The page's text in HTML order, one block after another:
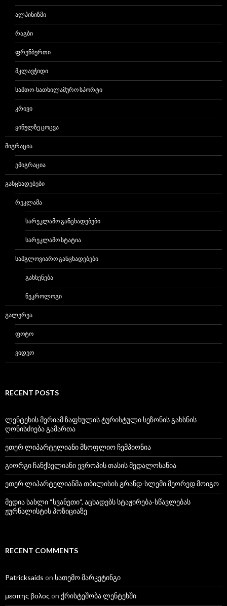
ᲐᲚᲞᲘᲜᲘᲖᲛᲘ
ᲠᲐᲒᲑᲘ
ᲤᲠᲔᲜᲑᲣᲠᲗᲘ
ᲛᲙᲚᲐᲕᲭᲘᲓᲘ
ᲡᲐᲛᲗᲝ-ᲡᲐᲗᲮᲘᲚᲐᲛᲣᲠᲝ ᲡᲞᲝᲠᲢᲘ
ᲙᲠᲘᲕᲘ
ᲧᲘᲜᲣᲚᲖᲔ ᲪᲝᲪᲕᲐ
ᲛᲘᲒᲠᲐᲪᲘᲐ
ᲔᲛᲘᲒᲠᲐᲪᲘᲐ
ᲒᲐᲜᲪᲮᲐᲓᲔᲑᲔᲑᲘ
ᲠᲔᲙᲚᲐᲛᲐ
ᲡᲐᲠᲔᲙᲚᲐᲛᲝ ᲒᲐᲜᲪᲮᲐᲓᲔᲑᲔᲑᲘ
ᲡᲐᲠᲔᲙᲚᲐᲛᲝ ᲡᲢᲐᲢᲘᲐ
ᲡᲐᲛᲒᲚᲝᲕᲘᲐᲠᲝ ᲒᲐᲜᲪᲮᲐᲓᲔᲑᲔᲑᲘ
ᲒᲐᲮᲡᲔᲜᲔᲑᲐ
ᲜᲔᲙᲠᲝᲚᲝᲒᲘ
ᲒᲐᲚᲔᲠᲔᲐ
ᲤᲝᲢᲝ
ᲕᲘᲓᲔᲝ
RECENT POSTS
ლენტეხის მერიამ ზაფხულის ტურისტული სეზონის გახსნის
ღონისძიება გამართა
ეთერ ლიპარტელიანი მსოფლიო ჩემპიონია
გიორგი ჩანქსელიანი ევროპის თასის მედალოსანია
ეთერ ლიპარტელიანმა თბილისის გრანდ-სლემი მეორედ მოიგო
მედია სახლი “სვანეთი“, აცხადებს სტაჟირება-სწავლებას
ჟურნალისტის პოზიციაზე
RECENT COMMENTS
Patricksaids on სათემო მარკეტინგი
μεσιτης βολος on ქრისტეშობა ლენტეხში